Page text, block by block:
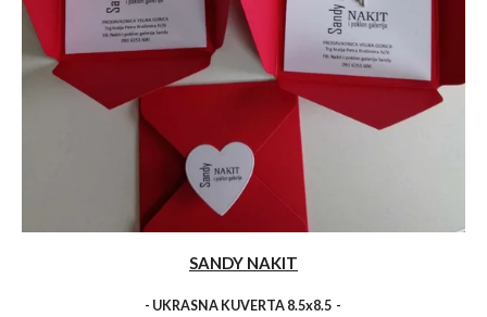
SANDY NAKIT
- UKRASNA KUVERTA 8.5x8.5 -